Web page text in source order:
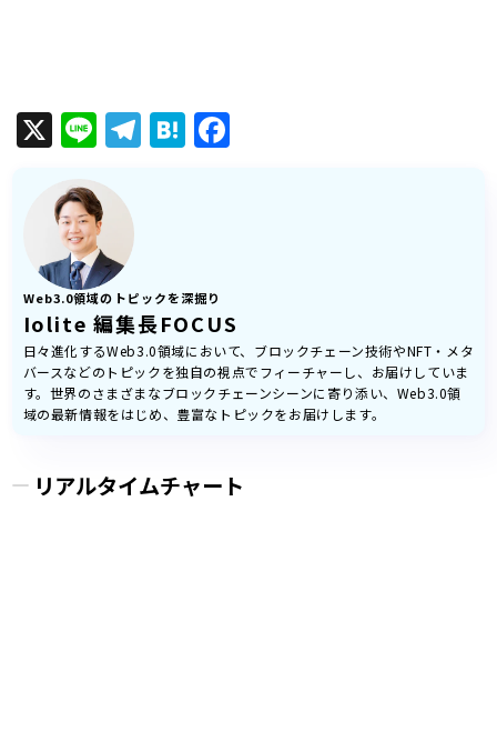
X LineTelegram
Hatena
Facebook
Web3.0領域のトピックを深掘り
Iolite 編集長FOCUS
日々進化するWeb3.0領域において、ブロックチェーン技術やNFT・メタ
バースなどのトピックを独自の視点でフィーチャーし、お届けしていま
す。世界のさまざまなブロックチェーンシーンに寄り添い、Web3.0領
域の最新情報をはじめ、豊富なトピックをお届けします。
リアルタイムチャート